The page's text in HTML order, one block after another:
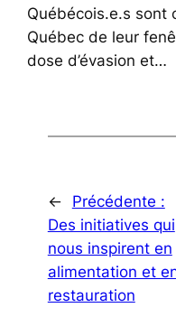
Québécois.e.s sont
Québec de leur
dose d’évasion et…
←
Précédente :
Des initiatives qui
nous inspirent en
alimentation et
restauration